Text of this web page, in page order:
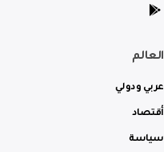
العالم
عربي ودولي
أقتصاد
سياسة